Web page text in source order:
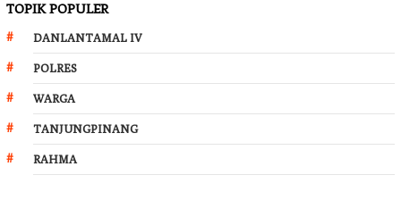
TOPIK POPULER
DANLANTAMAL IV
POLRES
WARGA
TANJUNGPINANG
RAHMA